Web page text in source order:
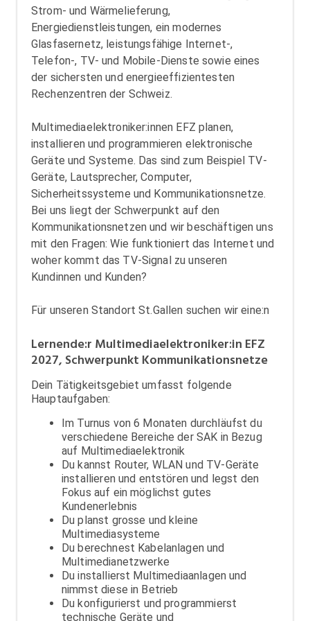
Wärmepumpenanlagen und beteiligt sich an
entsprechenden Investitionen. Weiter baut die SAK
für ihre Kunden ein Glasfasernetz für die schnelle
Datenübertragung auf.
Mit rund 400 Mitarbeitenden deckt die SAK die ganze
Energiebeschaffung über Planung, Bau, Betrieb sowie
Instandhaltung von Netzen und Anlagen bis hin zu
Vertrieb und Rechnungsstellung.
Strom- und Wärmelieferung,
Energiedienstleistungen, ein modernes
Glasfasernetz, leistungsfähige Internet-,
Telefon-, TV- und Mobile-Dienste sowie eines
der sichersten und energieeffizientesten
Rechenzentren der Schweiz.
Multimediaelektroniker:innen EFZ planen,
installieren und programmieren elektronische
Geräte und Systeme. Das sind zum Beispiel TV-
Geräte, Lautsprecher, Computer,
Sicherheitssysteme und Kommunikationsnetze.
Bei uns liegt der Schwerpunkt auf den
Kommunikationsnetzen und wir beschäftigen uns
mit den Fragen: Wie funktioniert das Internet und
woher kommt das TV-Signal zu unseren
Kundinnen und Kunden?
Für unseren Standort St.Gallen suchen wir eine:n
Lernende:r Multimediaelektroniker:in EFZ
2027, Schwerpunkt Kommunikationsnetze
Dein Tätigkeitsgebiet umfasst folgende
Hauptaufgaben:
Im Turnus von 6 Monaten durchläufst du
verschiedene Bereiche der SAK in Bezug
auf Multimediaelektronik
Du kannst Router, WLAN und TV-Geräte
installieren und entstören und legst den
Fokus auf ein möglichst gutes
Kundenerlebnis
Du planst grosse und kleine
Multimediasysteme
Du berechnest Kabelanlagen und
Multimedianetzwerke
Du installierst Multimediaanlagen und
nimmst diese in Betrieb
Du konfigurierst und programmierst
technische Geräte und